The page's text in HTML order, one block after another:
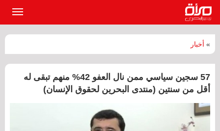
» أخبار
57 سجين سياسي ممن نال العفو 42% منهم تبقى له
أقل من سنتين (منتدى البحرين لحقوق الإنسان)